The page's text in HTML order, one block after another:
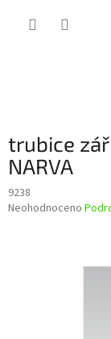
trubice
NARVA
9238
Průměrné
Neohodnoceno